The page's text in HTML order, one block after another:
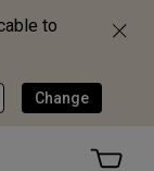
to
Change